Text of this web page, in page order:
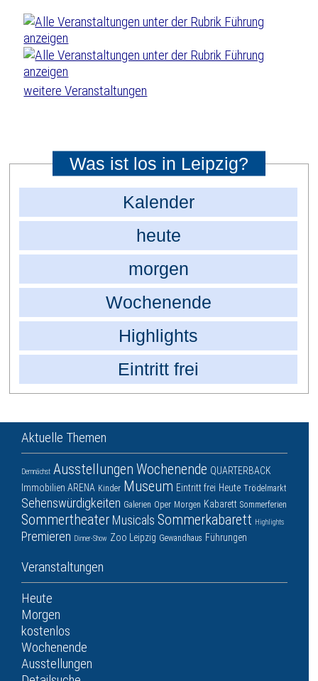
weitere Veranstaltungen
Was ist los in Leipzig?
Kalender
heute
morgen
Wochenende
Highlights
Eintritt frei
Aktuelle Themen
Demnächst Ausstellungen Wochenende QUARTERBACK
Immobilien ARENA Kinder Museum Eintritt frei Heute Trödelmarkt
Sehenswürdigkeiten Galerien Oper Morgen Kabarett Sommerferien
Sommertheater Musicals Sommerkabarett Highlights
Premieren Dinner-Show Zoo Leipzig Gewandhaus Führungen
Veranstaltungen
Heute
Morgen
kostenlos
Wochenende
Ausstellungen